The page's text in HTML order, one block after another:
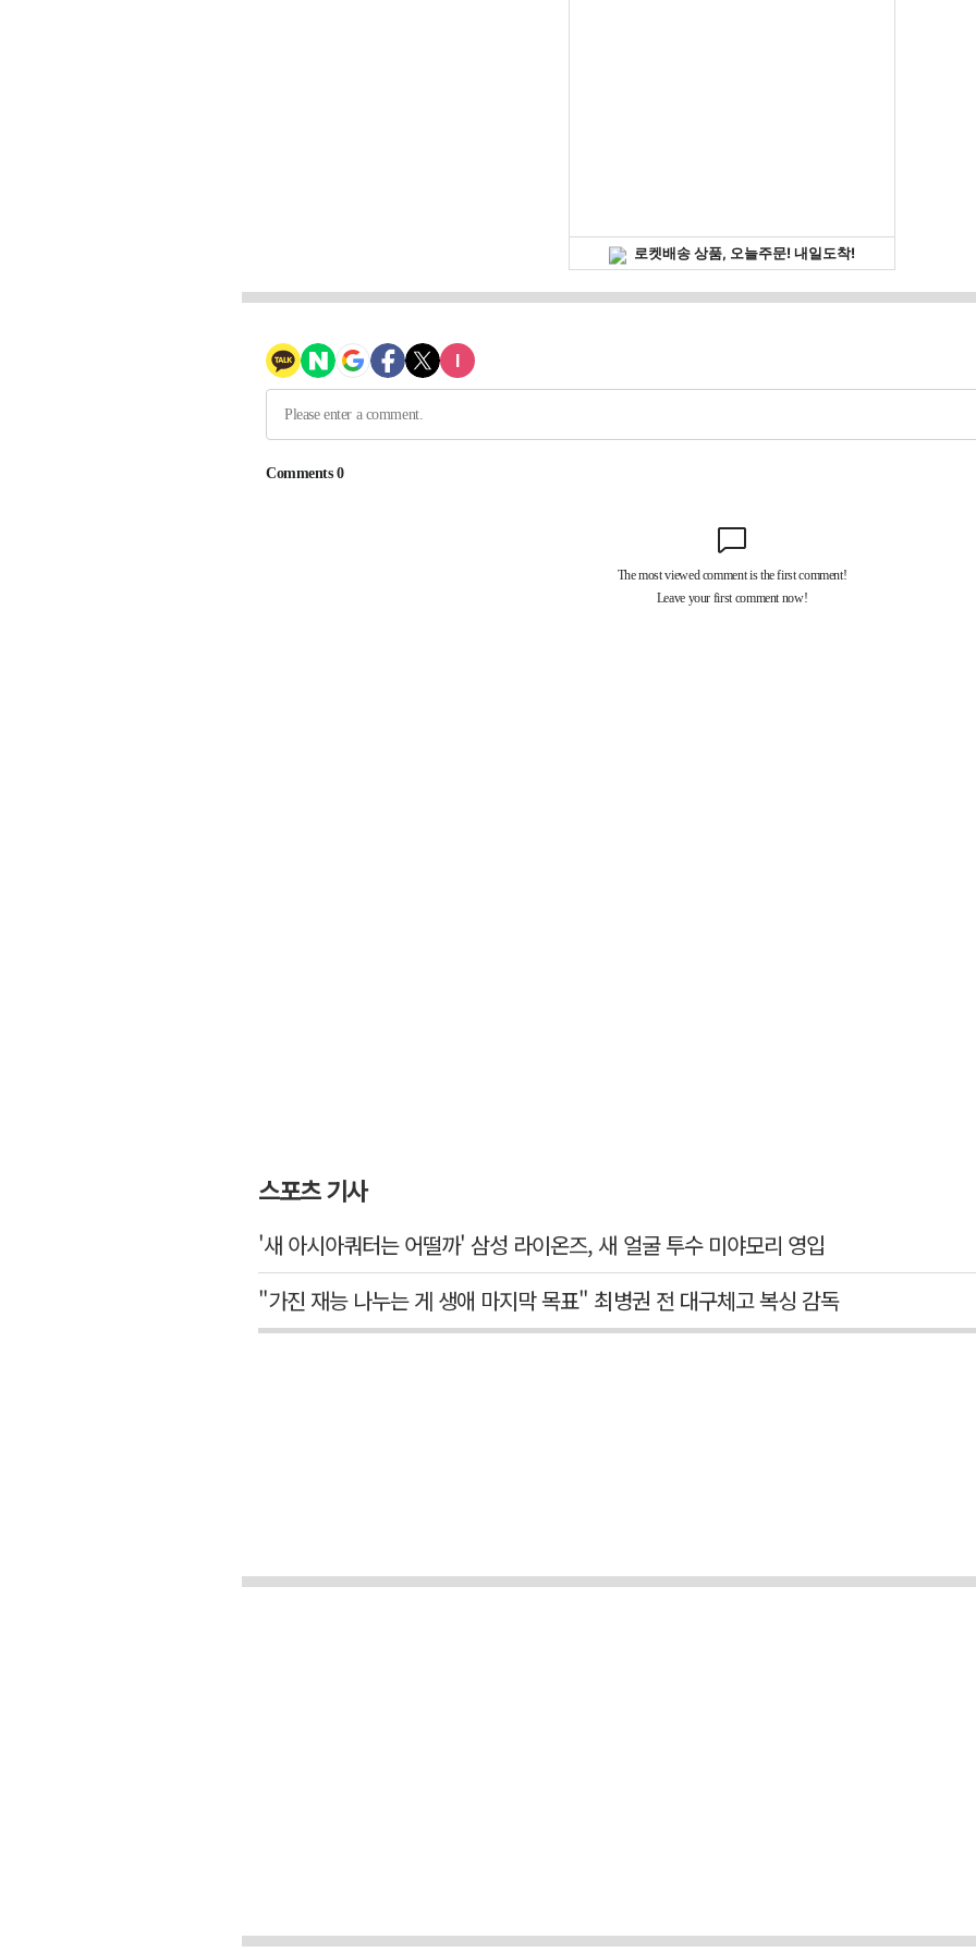
스포츠 기사
'새 아시아쿼터는 어떨까' 삼성 라이온즈, 새 얼굴 투수 미야모리 영입
"가진 재능 나누는 게 생애 마지막 목표" 최병권 전 대구체고 복싱 감독